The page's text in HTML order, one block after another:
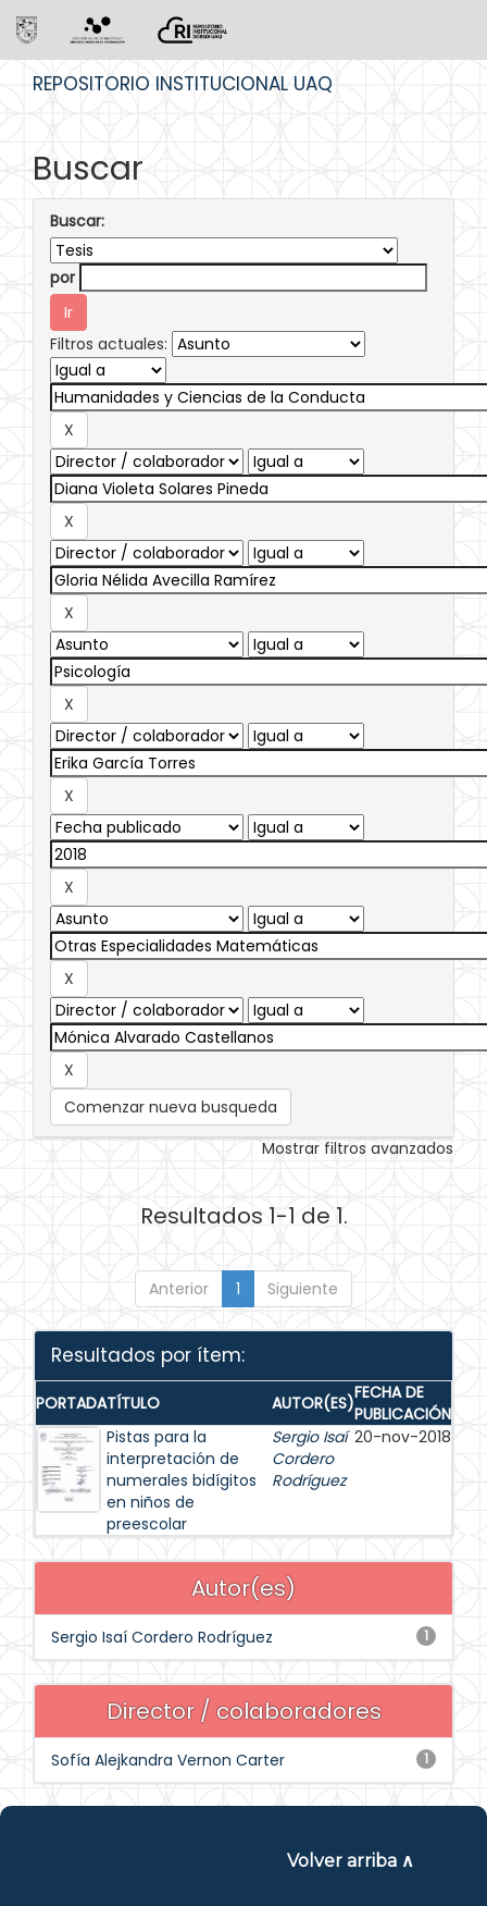
REPOSITORIO INSTITUCIONAL UAQ
Buscar
Buscar:
por
Filtros actuales:
Comenzar nueva busqueda
Mostrar filtros avanzados
Resultados 1-1 de 1.
Anterior 1 Siguiente
Resultados por ítem:
PORTADATÍTULO AUTOR(ES)FECHA DE
PUBLICACIÓN
Pistas para la
interpretación de
numerales bidígitos
en niños de
preescolar
Sergio Isaí
Cordero
Rodríguez
20-nov-2018
Autor(es)
1
Sergio Isaí Cordero Rodríguez
Director / colaboradores
1
Sofía Alejkandra Vernon Carter
Volver arriba ∧